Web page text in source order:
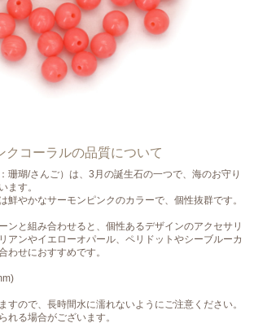
クコーラルの品質について
珊瑚/さんご）は、3月の誕生石の一つで、海のお守り
ます。
鮮やかなサーモンピンクのカラーで、個性抜群です。
ンと組み合わせると、個性あるデザインのアクセサリ
アンやイエローオパール、ペリドットやシーブルーカ
わせにおすすめです。
すので、長時間水に濡れないようにご注意ください。
れる場合がございます。